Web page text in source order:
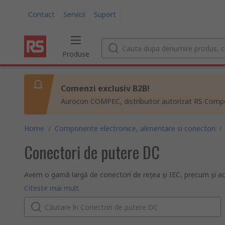
Contact Servicii Suport
Produse
Comenzi exclusiv B2B!
Aurocon COMPEC, distribuitor autorizat RS
Home / Componente electronice, alimentare si conectori /
Conectori de putere DC
Avem o gamă largă de conectori de rețea și IEC, precum și
noastră gamă RS PRO.
Ce este un conector de rețea?
Conectorii de rețea permit conectarea dispozitivelor
Ce este un conector IEC?
În esență, este un cablu de alimentare sau un cuplaj
Citeste mai mult